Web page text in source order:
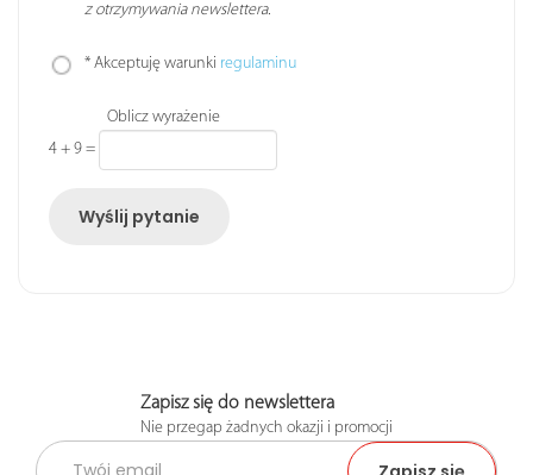
z otrzymywania newslettera.
* Akceptuję warunki regulaminu
Oblicz wyrażenie
4 + 9 =
Zapisz się do newslettera
Nie przegap żadnych okazji i promocji